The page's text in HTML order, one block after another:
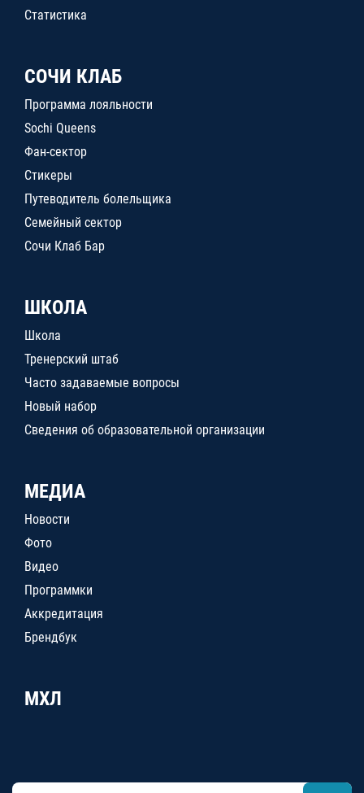
Статистика
СОЧИ КЛАБ
Программа лояльности
Sochi Queens
Фан-сектор
Стикеры
Путеводитель болельщика
Семейный сектор
Сочи Клаб Бар
ШКОЛА
Школа
Тренерский штаб
Часто задаваемые вопросы
Новый набор
Сведения об образовательной организации
МЕДИА
Новости
Фото
Видео
Программки
Аккредитация
Брендбук
МХЛ